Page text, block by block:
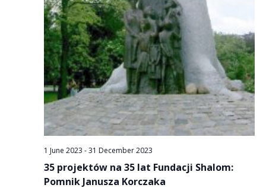
1 June 2023 -31 December 2023
35 projektów na 35 lat Fundacji Shalom:
Pomnik Janusza Korczaka